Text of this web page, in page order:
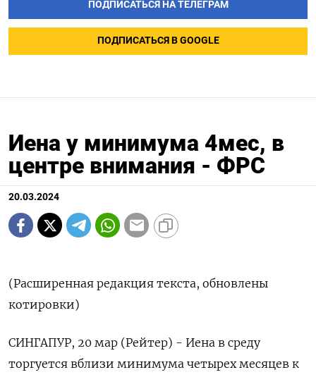
ПОДПИСАТЬСЯ НА ТЕЛЕГРАМ
ПОДПИСАТЬСЯ В GOOGLE
Иена у минимума 4мес, в
центре внимания - ФРС
20.03.2024
(Расширенная редакция текста, обновлены
котировки)
СИНГАПУР, 20 мар (Рейтер) - Иена в среду
торгуется вблизи минимума четырех месяцев к